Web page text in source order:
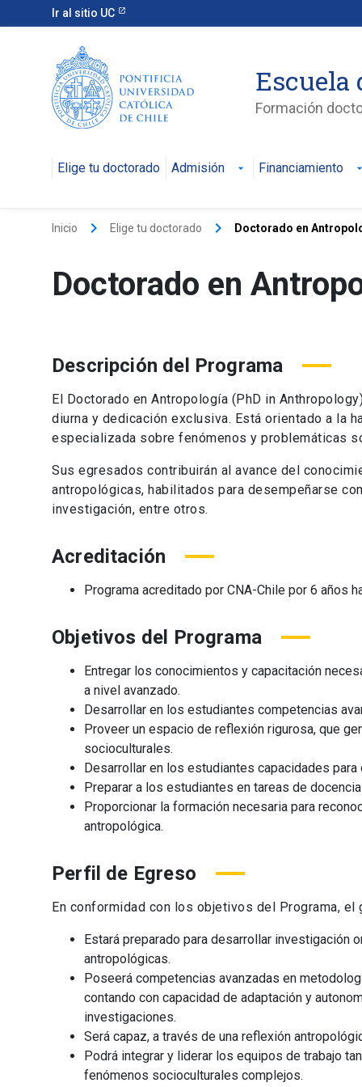
Ir al sitio UC
Escuela
Formación
Elige tu doctorado Admisión Financiamiento
Inicio keyboard_arrow_right Elige tu doctorado keyboard_arrow_right Doctorado en
Doctorado en
Descripción del Programa
El Doctorado en Antropología (PhD in
diurna y dedicación exclusiva. Está orientado a la
especializada sobre fenómenos y problemáticas
Sus egresados contribuirán al avance del
antropológicas, habilitados para desempeñarse
investigación, entre otros.
Acreditación
Programa acreditado por CNA-Chile por 6 años
Objetivos del Programa
Entregar los conocimientos y capacitación
a nivel avanzado.
Desarrollar en los estudiantes competencias
Proveer un espacio de reflexión rigurosa, que
socioculturales.
Desarrollar en los estudiantes capacidades
Preparar a los estudiantes en tareas de
Proporcionar la formación necesaria para
antropológica.
Perfil de Egreso
En conformidad con los objetivos del Programa,
Estará preparado para desarrollar investigación
antropológicas.
Poseerá competencias avanzadas en
contando con capacidad de adaptación y
investigaciones.
Será capaz, a través de una reflexión
Podrá integrar y liderar los equipos de trabajo
fenómenos socioculturales complejos.